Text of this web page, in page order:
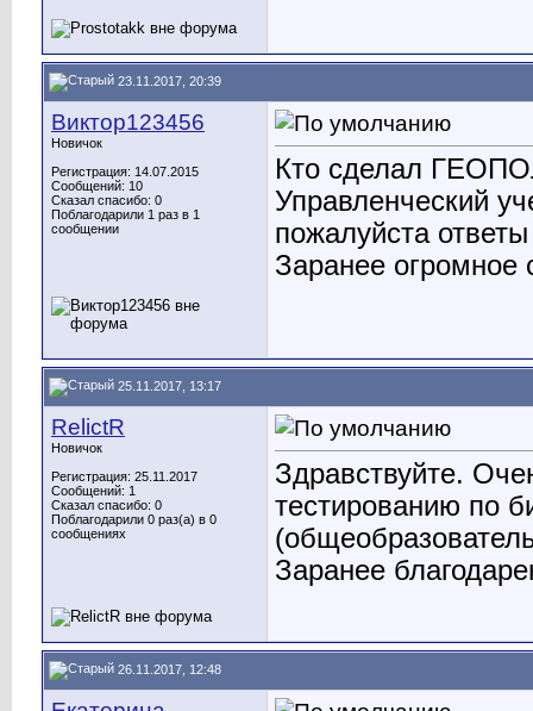
23.11.2017, 20:39
Виктор123456
Новичок
Регистрация: 14.07.2015
Сообщений: 10
Сказал спасибо: 0
Поблагодарили 1 раз в 1
сообщении
Кто сделал
Управленческий
пожалуйста
Заранее огромное
25.11.2017, 13:17
RelictR
Новичок
Регистрация: 25.11.2017
Сообщений: 1
Сказал спасибо: 0
Поблагодарили 0 раз(а) в 0
сообщениях
Здравствуйте.
тестированию по
Заранее
26.11.2017, 12:48